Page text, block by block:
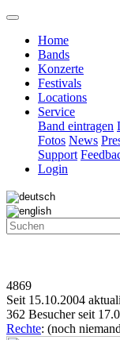
Home
Bands
Konzerte
Festivals
Locations
Service
Band eintragen
Fotos News
Support
Login
4869
Seit 15.10.2004
362 Besucher seit
Rechte: (noch